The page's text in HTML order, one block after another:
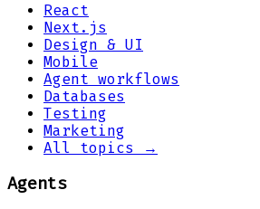
React
Next.js
Design & UI
Mobile
Agent workflows
Databases
Testing
Marketing
All topics →
Agents